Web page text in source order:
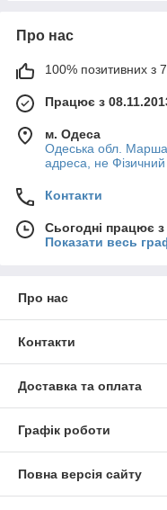
Про нас
100% позитивних з
Працює з
м. Одеса
Одеська обл.
адреса, не
Контакти
Сьогодні працює
Показати весь
Про нас
Контакти
Доставка та оплата
Графік роботи
Повна версія сайту